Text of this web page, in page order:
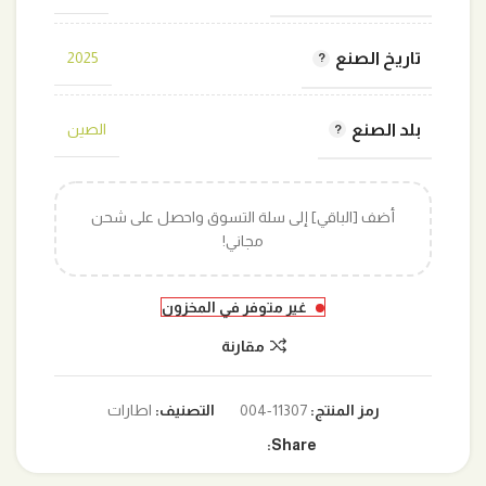
تاريخ الصنع 2025
بلد الصنع الصين
أضف [الباقي] إلى سلة التسوق واحصل على شحن
مجاني!
غير متوفر في المخزون
مقارنة
رمز المنتج:11307-004 التصنيف: اطارات
Share: